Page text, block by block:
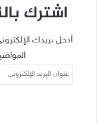
اشترك
أدخل بريدك
عنوان
البريد